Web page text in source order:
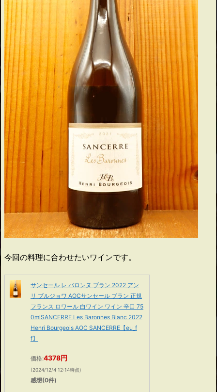
今回の料理に合わせたいワインです。
サンセール レ バロンヌ ブラン 2022 アン
リ ブルジョワ AOCサンセール ブラン 正規
フランス ロワール 白ワイン ワイン 辛口 75
0mlSANCERRE Les Baronnes Blanc 2022
Henri Bourgeois AOC SANCERRE【eu_f
f】
価格:4378円
(2024/12/4 12:14時点)
感想(0件)